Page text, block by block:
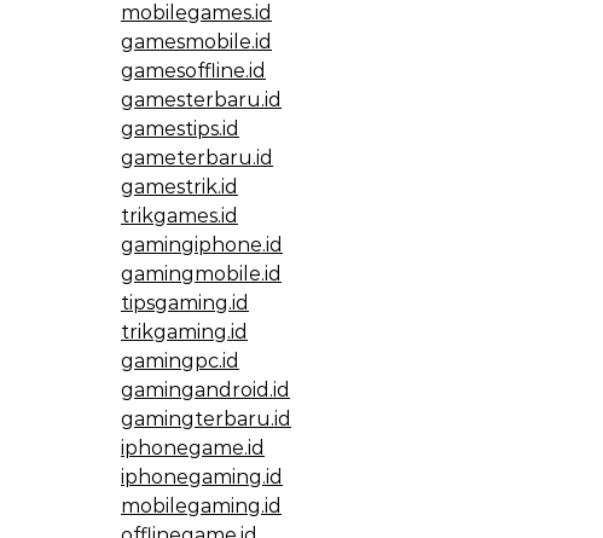
mobilegames.id
gamesmobile.id
gamesoffline.id
gamesterbaru.id
gamestips.id
gameterbaru.id
gamestrik.id
trikgames.id
gamingiphone.id
gamingmobile.id
tipsgaming.id
trikgaming.id
gamingpc.id
gamingandroid.id
gamingterbaru.id
iphonegame.id
iphonegaming.id
mobilegaming.id